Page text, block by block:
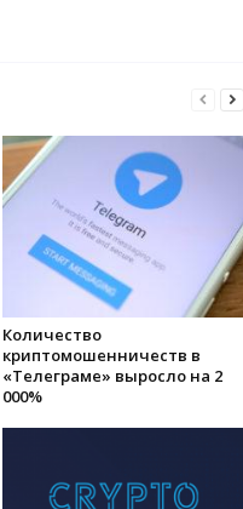
Количество
криптомошенничеств в
«Телеграме» выросло на 2
000%